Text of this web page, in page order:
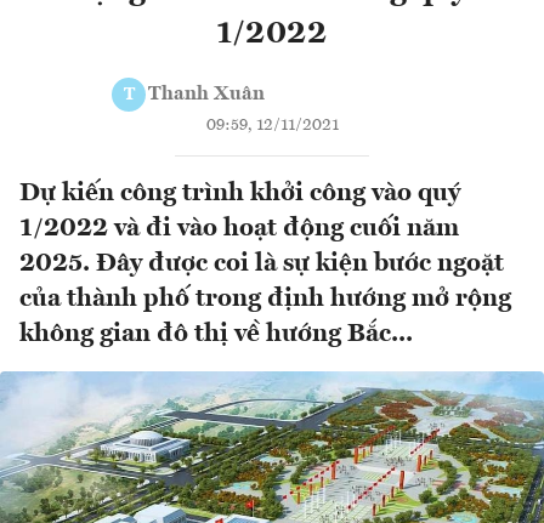
1/2022
T Thanh Xuân
09:59, 12/11/2021
Dự kiến công trình khởi công vào quý
1/2022 và đi vào hoạt động cuối năm
2025. Đây được coi là sự kiện bước ngoặt
của thành phố trong định hướng mở rộng
không gian đô thị về hướng Bắc...